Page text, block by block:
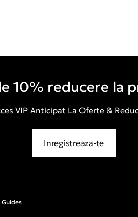
10% reducere la
VIP Anticipat La Oferte &
Inregistreaza-te